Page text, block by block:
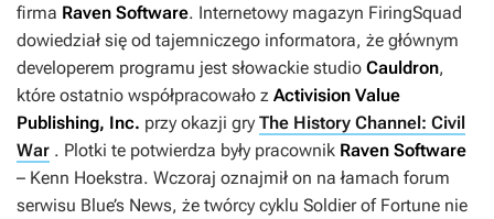
firma Raven Software. Internetowy magazyn FiringSquad
dowiedział się od tajemniczego informatora, że głównym
developerem programu jest słowackie studio Cauldron,
które ostatnio współpracowało z Activision Value
Publishing, Inc. przy okazji gry The History Channel: Civil
War . Plotki te potwierdza były pracownik Raven Software
– Kenn Hoekstra. Wczoraj oznajmił on na łamach forum
serwisu Blue’s News, że twórcy cyklu Soldier of Fortune nie